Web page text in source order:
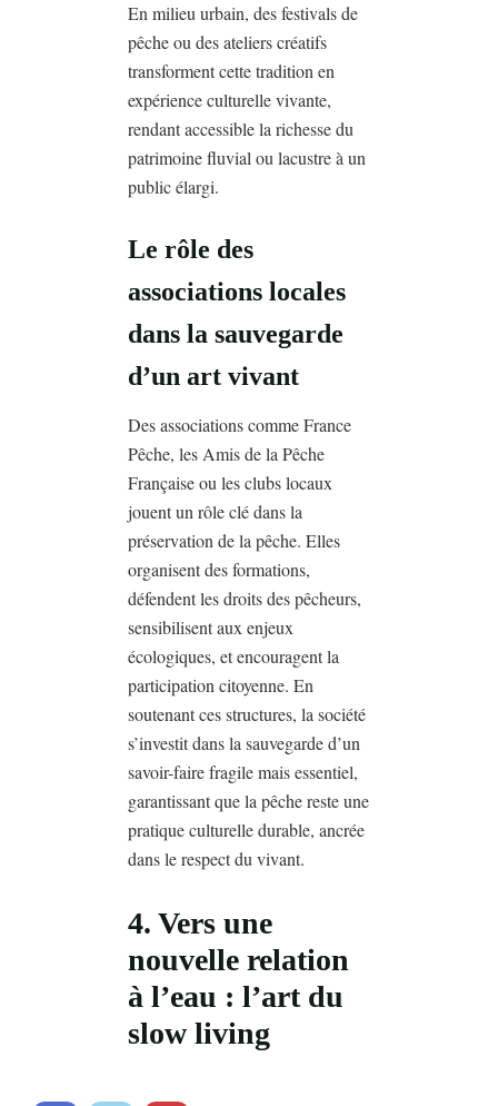
En milieu urbain, des festivals de
pêche ou des ateliers créatifs
transforment cette tradition en
expérience culturelle vivante,
rendant accessible la richesse du
patrimoine fluvial ou lacustre à un
public élargi.
Le rôle des
associations locales
dans la sauvegarde
d’un art vivant
Des associations comme France
Pêche, les Amis de la Pêche
Française ou les clubs locaux
jouent un rôle clé dans la
préservation de la pêche. Elles
organisent des formations,
défendent les droits des pêcheurs,
sensibilisent aux enjeux
écologiques, et encouragent la
participation citoyenne. En
soutenant ces structures, la société
s’investit dans la sauvegarde d’un
savoir-faire fragile mais essentiel,
garantissant que la pêche reste une
pratique culturelle durable, ancrée
dans le respect du vivant.
4. Vers une
nouvelle relation
à l’eau : l’art du
slow living